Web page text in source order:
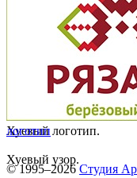
Хуевый логотип.
Хуевый узор.
логотип
© 1995–2026 Студия